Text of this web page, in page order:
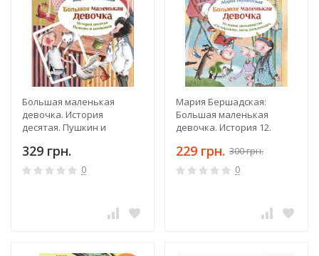
Большая маленькая
девочка. История
десятая. Пушкин и
329 грн.
0
Мария Бершадская:
Большая маленькая
девочка. История 12.
рождения
229 грн. 300 грн.
0